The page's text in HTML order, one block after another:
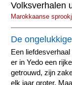
Volksverhalen
Marokkaanse
De
Een
er in Yedo een
getrouwd, zijn
elk jaar groter.